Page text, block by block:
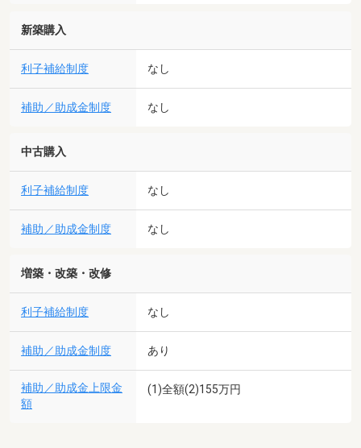
新築購入
利子補給制度 なし
補助／助成金制度 なし
中古購入
利子補給制度 なし
補助／助成金制度 なし
増築・改築・改修
利子補給制度 なし
補助／助成金制度 あり
補助／助成金上限金
額
(1)全額(2)155万円